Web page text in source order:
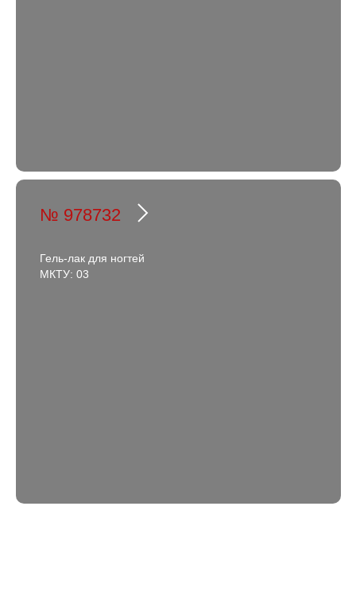
№ 978732
Гель-лак для ногтей
МКТУ: 03